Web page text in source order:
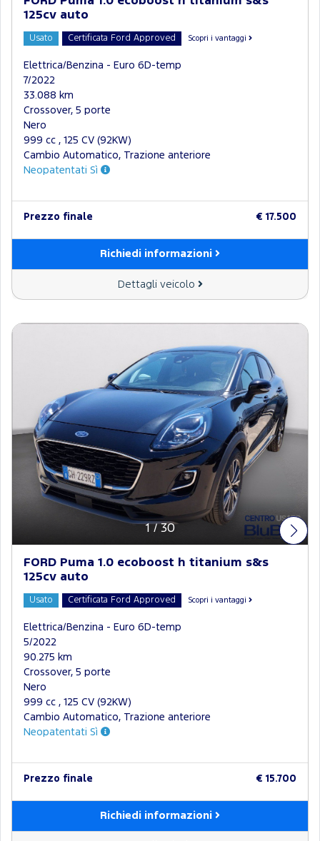
125cv auto
Usato Certificata Ford Approved Scopri i vantaggi
Elettrica/Benzina - Euro 6D-temp
7/2022
33.088 km
Crossover, 5 porte
Nero
999 cc , 125 CV (92KW)
Cambio Automatico, Trazione anteriore
Neopatentati Sì
Prezzo finale € 17.500
Richiedi informazioni
Dettagli veicolo
1 / 30
FORD Puma 1.0 ecoboost h titanium s&s
125cv auto
Usato Certificata Ford Approved Scopri i vantaggi
Elettrica/Benzina - Euro 6D-temp
5/2022
90.275 km
Crossover, 5 porte
Nero
999 cc , 125 CV (92KW)
Cambio Automatico, Trazione anteriore
Neopatentati Sì
Prezzo finale € 15.700
Richiedi informazioni